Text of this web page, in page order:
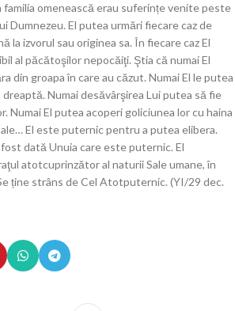
familia omenească erau suferințe venite peste
Dumnezeu. El putea urmări fiecare caz de
la izvorul sau originea sa. În fiecare caz El
al păcătoşilor nepocăiţi. Ştia că numai El
din groapa în care au căzut. Numai El le putea
dreaptă. Numai desăvârşirea Lui putea să fie
Numai El putea acoperi goliciunea lor cu haina
El este puternic pentru a putea elibera.
dată Unuia care este puternic. El
atotcuprinzător al naturii Sale umane, în
ține strâns de Cel Atotputernic. (YI/29 dec.